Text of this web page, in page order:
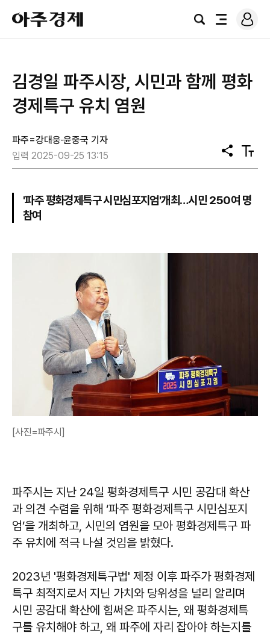
아
주
경
검
전
로
그
김경일 파주시장, 시민과 함께 평화
경제특구 유치 염원
파주=강대웅·윤중국 기자
입력 2025-09-25 13:15
공
유
텍
스
기
'파주 평화경제특구 시민심포지엄'개최…시민 250여 명
참여
[사진=파주시]
파주시는 지난 24일 평화경제특구 시민 공감대 확산
과 의견 수렴을 위해 ‘파주 평화경제특구 시민심포지
엄’을 개최하고, 시민의 염원을 모아 평화경제특구 파
주 유치에 적극 나설 것임을 밝혔다.
2023년 '평화경제특구법' 제정 이후 파주가 평화경제
특구 최적지로서 지닌 가치와 당위성을 널리 알리며
시민 공감대 확산에 힘써온 파주시는, 왜 평화경제특
구를 유치해야 하고, 왜 파주에 자리 잡아야 하는지를